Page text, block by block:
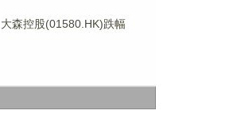
森控股(01580.HK)跌幅